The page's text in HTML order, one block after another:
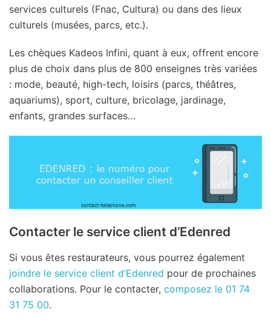
services culturels (Fnac, Cultura) ou dans des lieux
culturels (musées, parcs, etc.).
Les chèques Kadeos Infini, quant à eux, offrent encore
plus de choix dans plus de 800 enseignes très variées
: mode, beauté, high-tech, loisirs (parcs, théâtres,
aquariums), sport, culture, bricolage, jardinage,
enfants, grandes surfaces…
Contacter le service client d’Edenred
Si vous êtes restaurateurs, vous pourrez également
joindre le service client d’Edenred pour de prochaines
collaborations. Pour le contacter, composez le 01 74
31 75 00.